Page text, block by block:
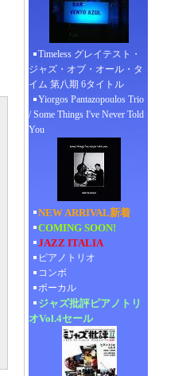
Timeless グレイテスト・
ジャズ・オブ・オール・タ
イム 第八期 6タイトル
Yiorgos Pantazopoulos Trio
/ Some Things I've Never Told
You
NEW ARRIVAL新着
COMING SOON!
JAZZ ITALIA
ピアノトリオ
コンボ
ボーカル
ジャズ批評ピアノトリ
オVol.4セール